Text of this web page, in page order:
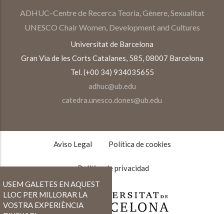
ADHUC–Centre de Recerca Teoria, Gènere, Sexualitat
UNESCO Chair Women, Development and Cultures
Universitat de Barcelona
Gran Via de les Corts Catalanes, 585, 08007 Barcelona
Tel. (+00 34) 934035655
adhuc@ub.edu
catedra.unesco.dones@ub.edu
TEXTOS
Aviso Legal Política de cookies
Política de privacidad
USEM GALETES EN AQUEST
LLOC PER MILLORAR LA
VOSTRA EXPERIÈNCIA